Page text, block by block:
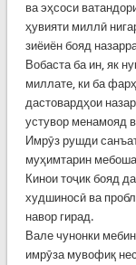
ва эҳсоси
ҳувияти миллӣ
зиёиён бояд
Вобаста ба ин, як
миллате, ки ба
дастовардҳои
устувор менамояд
Имрӯз рушди
муҳимтарин
Кинои тоҷик бояд
худшиносӣ ва
навор гирад.
Вале чунонки
имрӯза мувофиқ